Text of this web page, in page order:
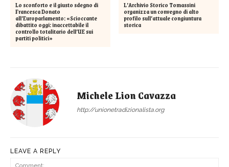
Lo sconforto e il giusto sdegno di
Francesca Donato
all’Europarlamento: «Scioccante
dibattito oggi: inaccettabile il
controllo totalitario dell’UE sui
partiti politici»
L’Archivio Storico Tomassini
organizza un convegno di alto
profilo sull’attuale congiuntura
storica
Michele Lion Cavazza
http://unionetradizionalista.org
LEAVE A REPLY